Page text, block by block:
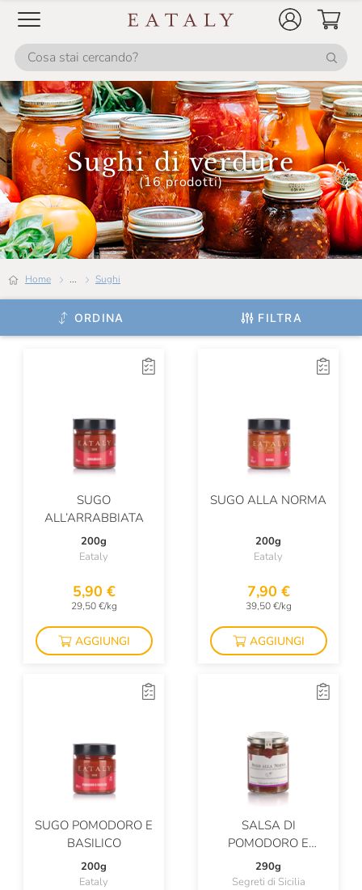
Sughi di verdure
(16 prodotti)
Home ... Sughi
ORDINA FILTRA
SUGO
ALL’ARRABBIATA
200g
Eataly
5,90 €
29,50 €/kg
AGGIUNGI
SUGO ALLA NORMA
200g
Eataly
7,90 €
39,50 €/kg
AGGIUNGI
SUGO POMODORO E
BASILICO
200g
Eataly
SALSA DI
POMODORO E
MELANZANE
290g
Segreti di Sicilia